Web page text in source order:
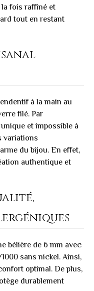
fois raffiné et
tout en restant
à la main au
filé. Par
et impossible à
variations
du bijou. En effet,
authentique et
bélière de 6 mm avec
sans nickel. Ainsi,
optimal. De plus,
durablement